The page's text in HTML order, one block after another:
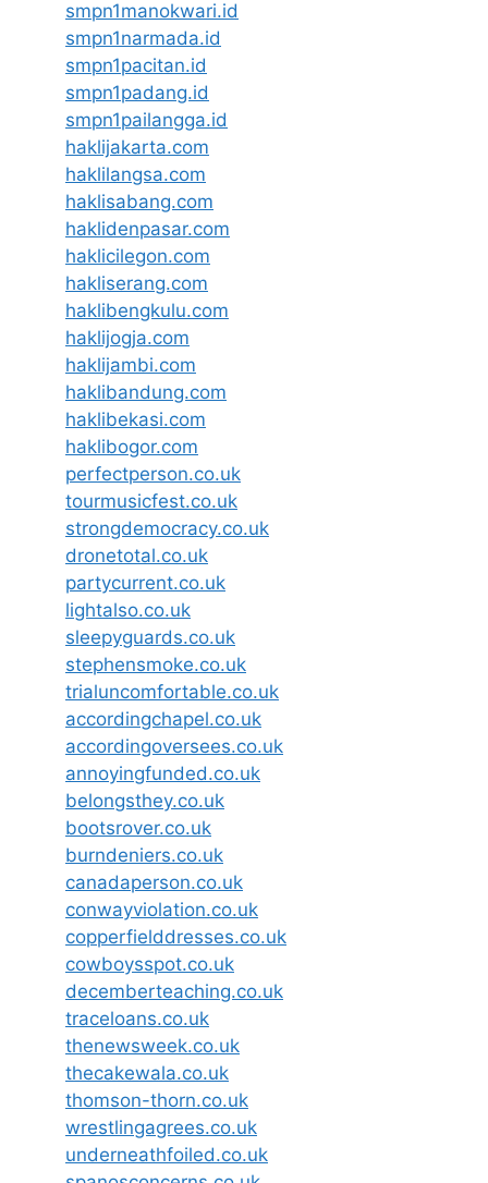
smpn1manokwari.id
smpn1narmada.id
smpn1pacitan.id
smpn1padang.id
smpn1pailangga.id
haklijakarta.com
haklilangsa.com
haklisabang.com
haklidenpasar.com
haklicilegon.com
hakliserang.com
haklibengkulu.com
haklijogja.com
haklijambi.com
haklibandung.com
haklibekasi.com
haklibogor.com
perfectperson.co.uk
tourmusicfest.co.uk
strongdemocracy.co.uk
dronetotal.co.uk
partycurrent.co.uk
lightalso.co.uk
sleepyguards.co.uk
stephensmoke.co.uk
trialuncomfortable.co.uk
accordingchapel.co.uk
accordingoversees.co.uk
annoyingfunded.co.uk
belongsthey.co.uk
bootsrover.co.uk
burndeniers.co.uk
canadaperson.co.uk
conwayviolation.co.uk
copperfielddresses.co.uk
cowboysspot.co.uk
decemberteaching.co.uk
traceloans.co.uk
thenewsweek.co.uk
thecakewala.co.uk
thomson-thorn.co.uk
wrestlingagrees.co.uk
underneathfoiled.co.uk